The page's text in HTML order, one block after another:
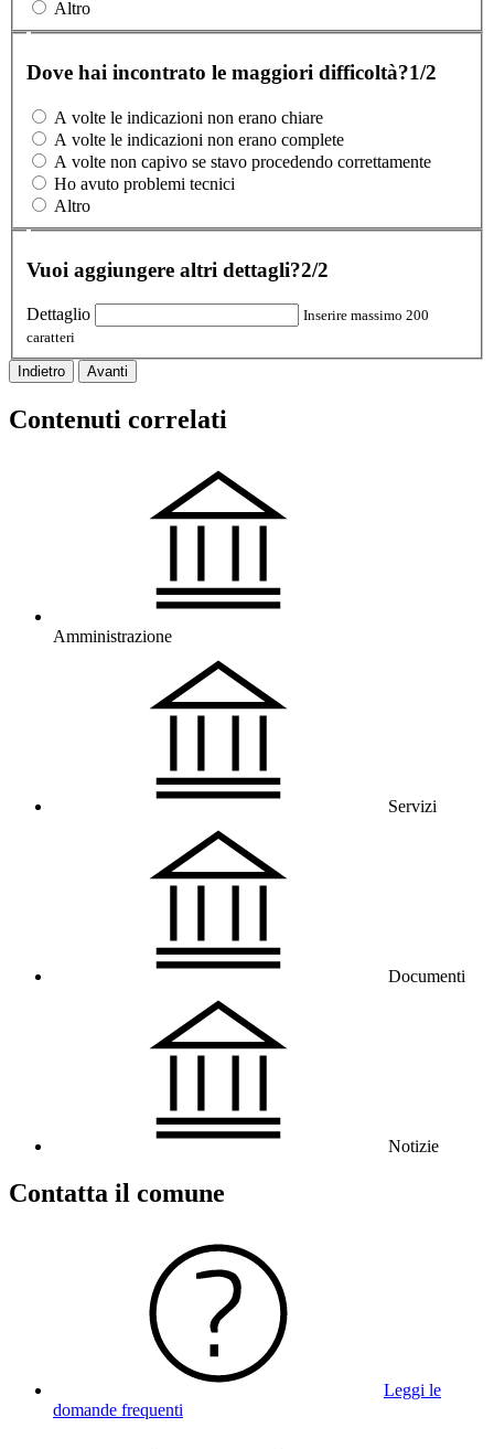
Altro
Dove hai incontrato le maggiori difficoltà?1/2
A volte le indicazioni non erano chiare
A volte le indicazioni non erano complete
A volte non capivo se stavo procedendo correttamente
Ho avuto problemi tecnici
Altro
Vuoi aggiungere altri dettagli?2/2
Dettaglio
Inserire massimo 200
caratteri
Indietro Avanti
Contenuti correlati
Amministrazione
Servizi
Documenti
Notizie
Contatta il comune
Leggi le
domande frequenti